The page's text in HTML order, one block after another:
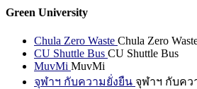
Green University
Chula Zero Waste Chula Zero
CU Shuttle Bus CU Shuttle Bus
MuvMi MuvMi
จุฬาฯ กับความยั่งยืน จุฬาฯ กับคว